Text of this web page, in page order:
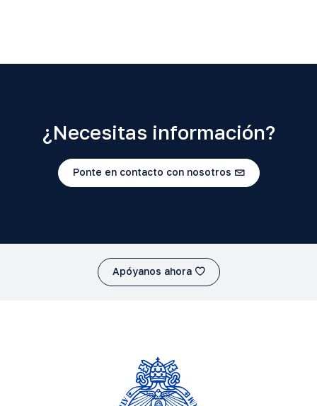
¿Necesitas información?
Ponte en contacto con nosotros
Apóyanos ahora